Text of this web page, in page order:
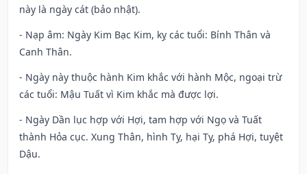
này là ngày cát (bảo nhật).
- Nạp âm: Ngày Kim Bạc Kim, kỵ các tuổi: Bính Thân và
Canh Thân.
- Ngày này thuộc hành Kim khắc với hành Mộc, ngoại trừ
các tuổi: Mậu Tuất vì Kim khắc mà được lợi.
- Ngày Dần lục hợp với Hợi, tam hợp với Ngọ và Tuất
thành Hỏa cục. Xung Thân, hình Tỵ, hại Tỵ, phá Hợi, tuyệt
Dậu.